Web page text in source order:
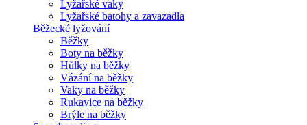
Lyžařské vaky
Lyžařské batohy a zavazadla
Běžecké lyžování
Běžky
Boty na běžky
Hůlky na běžky
Vázání na běžky
Vaky na běžky
Rukavice na běžky
Brýle na běžky